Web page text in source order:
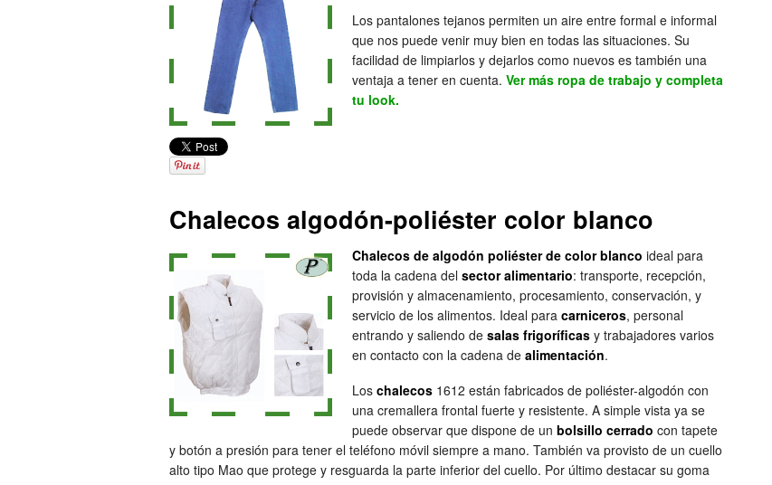
Los pantalones tejanos permiten un aire entre formal e informal
que nos puede venir muy bien en todas las situaciones. Su
facilidad de limpiarlos y dejarlos como nuevos es también una
ventaja a tener en cuenta. Ver más ropa de trabajo y completa
tu look.
Chalecos algodón-poliéster color blanco
Chalecos de algodón poliéster de color blanco ideal para
toda la cadena del sector alimentario: transporte, recepción,
provisión y almacenamiento, procesamiento, conservación, y
servicio de los alimentos. Ideal para carniceros, personal
entrando y saliendo de salas frigoríficas y trabajadores varios
en contacto con la cadena de alimentación.
Los chalecos 1612 están fabricados de poliéster-algodón con
una cremallera frontal fuerte y resistente. A simple vista ya se
puede observar que dispone de un bolsillo cerrado con tapete
y botón a presión para tener el teléfono móvil siempre a mano. También va provisto de un cuello
alto tipo Mao que protege y resguarda la parte inferior del cuello. Por último destacar su goma